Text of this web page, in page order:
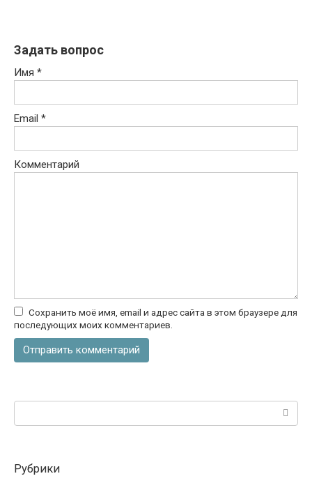
Задать вопрос
Имя *
Email *
Комментарий
Сохранить моё имя, email и адрес сайта в этом браузере для
последующих моих комментариев.
Рубрики